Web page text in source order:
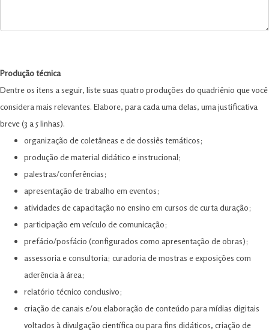
Produção técnica
Dentre os itens a seguir, liste suas quatro produções do quadriênio que você
considera mais relevantes. Elabore, para cada uma delas, uma justificativa
breve (3 a 5 linhas).
organização de coletâneas e de dossiês temáticos;
produção de material didático e instrucional;
palestras/conferências;
apresentação de trabalho em eventos;
atividades de capacitação no ensino em cursos de curta duração;
participação em veículo de comunicação;
prefácio/posfácio (configurados como apresentação de obras);
assessoria e consultoria; curadoria de mostras e exposições com
aderência à área;
relatório técnico conclusivo;
criação de canais e/ou elaboração de conteúdo para mídias digitais
voltados à divulgação científica ou para fins didáticos, criação de